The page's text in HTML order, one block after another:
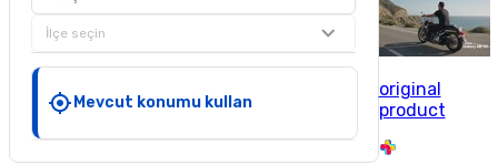
İlçe seçin
Mevcut konumu kullan
original
product